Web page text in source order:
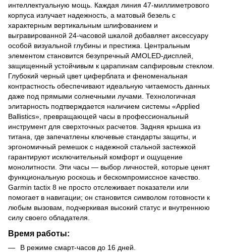
интеллектуальную мощь. Каждая линия 47-миллиметрового
корпуса излучает надежность, а матовый безель с
характерным вертикальным шлифованием и
выгравированной 24-часовой шкалой добавляет аксессуару
особой визуальной глубины и престижа. Центральным
элементом становится безупречный AMOLED-дисплей,
защищенный устойчивым к царапинам сапфировым стеклом.
Глубокий черный цвет циферблата и феноменальная
контрастность обеспечивают идеальную читаемость данных
даже под прямыми солнечными лучами. Технологичная
элитарность подтверждается наличием системы «Applied
Ballistics», превращающей часы в профессиональный
инструмент для сверхточных расчетов. Задняя крышка из
титана, где запечатлены ключевые стандарты защиты, и
эргономичный ремешок с надежной стальной застежкой
гарантируют исключительный комфорт и ощущение
монолитности. Эти часы — выбор личностей, которые ценят
функциональную роскошь и бескомпромиссное качество.
Garmin tactix 8 не просто отслеживает показатели или
помогает в навигации; он становится символом готовности к
любым вызовам, подчеркивая высокий статус и внутреннюю
силу своего обладателя.
Время работы:
В режиме смарт-часов до 16 дней.